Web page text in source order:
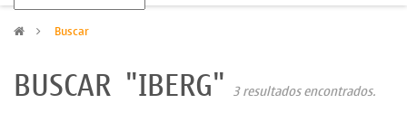
> Buscar
BUSCAR "IBERG" 3 resultados encontrados.